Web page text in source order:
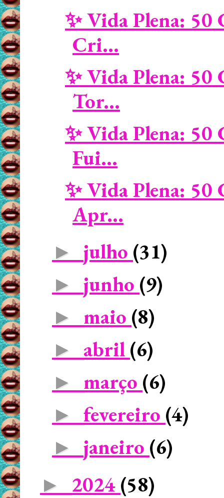
✨ Vida Plena: 50
Cri...
✨ Vida Plena: 50
Tor...
✨ Vida Plena: 50
Fui...
✨ Vida Plena: 50
Apr...
► julho (31)
► junho (9)
► maio (8)
► abril (6)
► março (6)
► fevereiro (4)
► janeiro (6)
► 2024 (58)